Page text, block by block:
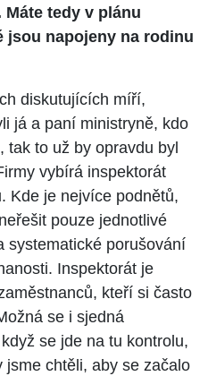
tedy v plánu
jsou napojeny na rodinu
diskutujících míří,
já a paní ministryně, kdo
to už by opravdu byl
vybírá inspektorát
Kde je nejvíce podnětů,
pouze jednotlivé
systematické porušování
Inspektorát je
kteří si často
se i sjedná
se jde na tu kontrolu,
chtěli, aby se začalo